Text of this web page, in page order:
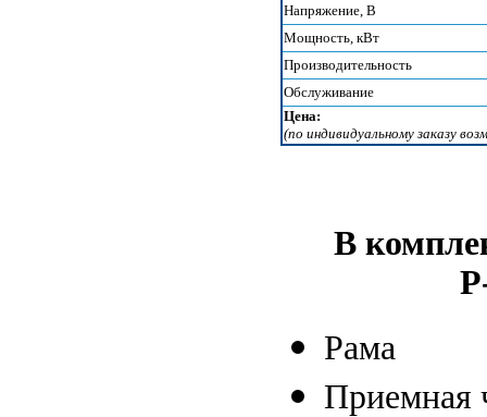
Напряжение, В
Мощность, кВт
Производительность
Обслуживание
Цена:
(по индивидуальному заказу
В
Рама
Приемная